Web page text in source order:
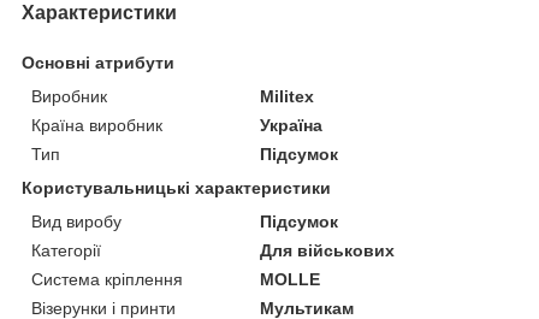
Характеристики
Основні атрибути
Виробник
Militex
Країна виробник
Україна
Тип
Підсумок
Користувальницькі характеристики
Вид виробу
Підсумок
Категорії
Для військових
Система кріплення
MOLLE
Візерунки і принти
Мультикам